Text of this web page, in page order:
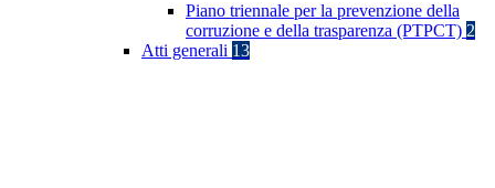
Piano triennale per la prevenzione della
corruzione e della trasparenza (PTPCT) 2
Atti generali 13